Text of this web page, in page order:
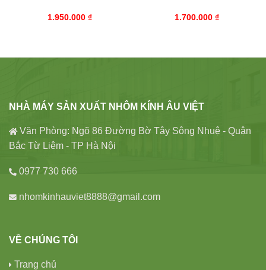
1.950.000 ₫ 1.700.000 ₫
NHÀ MÁY SẢN XUẤT NHÔM KÍNH ÂU VIỆT
Văn Phòng: Ngõ 86 Đường Bờ Tây Sông Nhuệ - Quận
Bắc Từ Liêm - TP Hà Nội
0977 730 666
nhomkinhauviet8888@gmail.com
VỀ CHÚNG TÔI
Trang chủ